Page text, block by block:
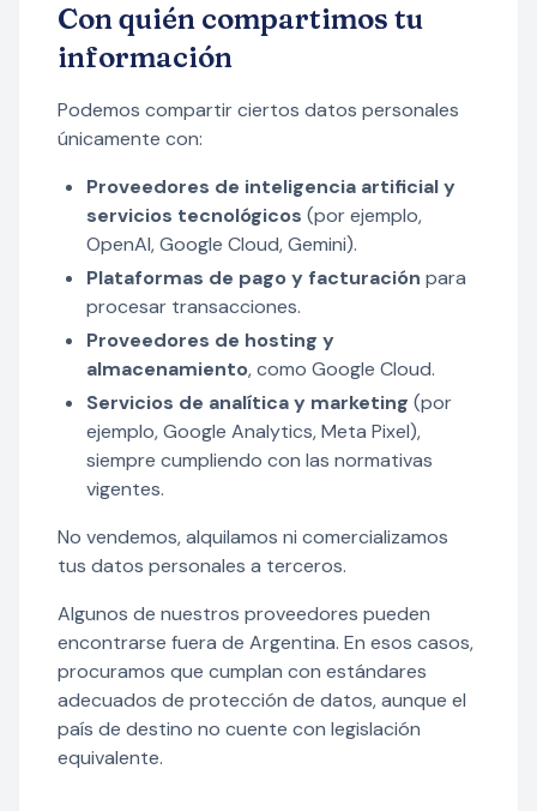
Con quién compartimos tu
información
Podemos compartir ciertos datos personales
únicamente con:
Proveedores de inteligencia artificial y
servicios tecnológicos (por ejemplo,
OpenAI, Google Cloud, Gemini).
Plataformas de pago y facturación para
procesar transacciones.
Proveedores de hosting y
almacenamiento, como Google Cloud.
Servicios de analítica y marketing (por
ejemplo, Google Analytics, Meta Pixel),
siempre cumpliendo con las normativas
vigentes.
No vendemos, alquilamos ni comercializamos
tus datos personales a terceros.
Algunos de nuestros proveedores pueden
encontrarse fuera de Argentina. En esos casos,
procuramos que cumplan con estándares
adecuados de protección de datos, aunque el
país de destino no cuente con legislación
equivalente.